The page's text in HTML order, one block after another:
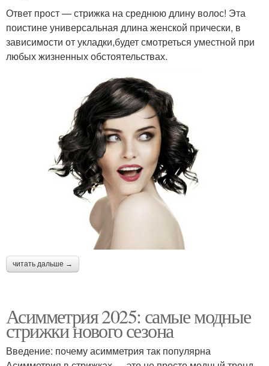
Ответ прост — стрижка на среднюю длину волос! Эта
поистине универсальная длина женской прически, в
зависимости от укладки,будет смотреться уместной при
любых жизненных обстоятельствах.
читать дальше →
Асимметрия 2025: самые модные
стрижки нового сезона
Введение: почему асимметрия так популярна